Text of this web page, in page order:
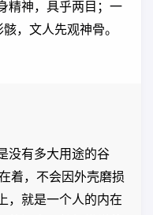
精神，具乎两目；一
，文人先观神骨。
没有多大用途的谷
着，不会因外壳磨损
，就是一个人的内在